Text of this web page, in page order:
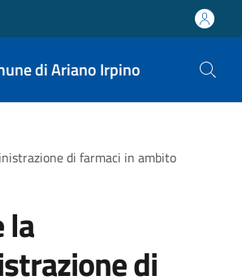
di Ariano Irpino
di farmaci in ambito
la
di